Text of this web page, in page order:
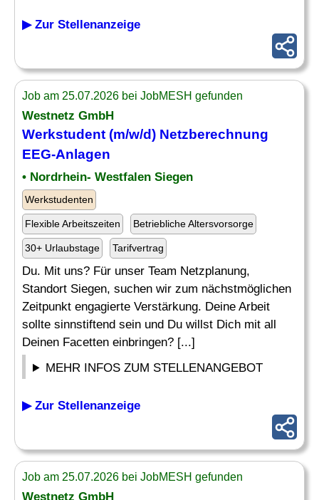
▶ Zur Stellenanzeige
Job am 25.07.2026 bei JobMESH gefunden
Westnetz GmbH
Werkstudent (m/w/d) Netzberechnung
EEG-Anlagen
• Nordrhein- Westfalen Siegen
Werkstudenten
Flexible Arbeitszeiten Betriebliche Altersvorsorge
30+ Urlaubstage Tarifvertrag
Du. Mit uns? Für unser Team Netzplanung,
Standort Siegen, suchen wir zum nächstmöglichen
Zeitpunkt engagierte Verstärkung. Deine Arbeit
sollte sinnstiftend sein und Du willst Dich mit all
Deinen Facetten einbringen? [...]
MEHR INFOS ZUM STELLENANGEBOT
▶ Zur Stellenanzeige
Job am 25.07.2026 bei JobMESH gefunden
Westnetz GmbH